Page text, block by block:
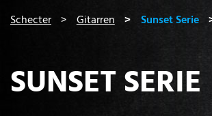
Schecter Gitarren Sunset Serie
SUNSET SERIE